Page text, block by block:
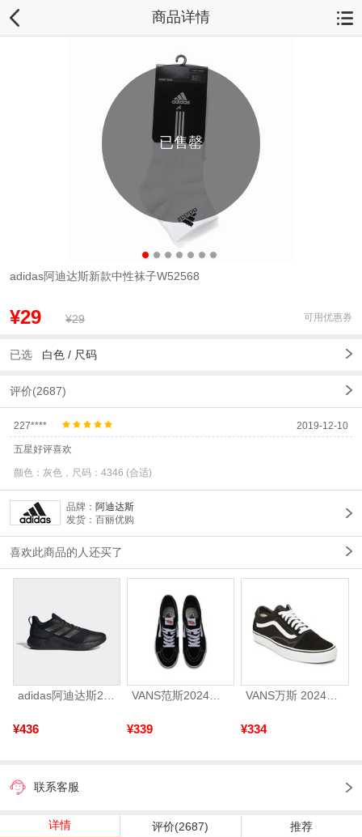
商品详情
已售罄
adidas阿迪达斯新款中性袜子W52568
¥29 ¥29 可用优惠券
已选 白色 / 尺码
评价(2687)
227**** 2019-12-10
五星好评喜欢
颜色：灰色，尺码：4346 (合适)
品牌： 阿迪达斯
发货：百丽优购
喜欢此商品的人还买了
¥436 ¥339 ¥334
联系客服
详情 评价(2687) 推荐